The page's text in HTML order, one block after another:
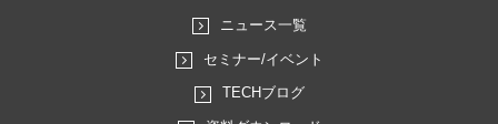
ニュース一覧
セミナー/イベント
TECHブログ